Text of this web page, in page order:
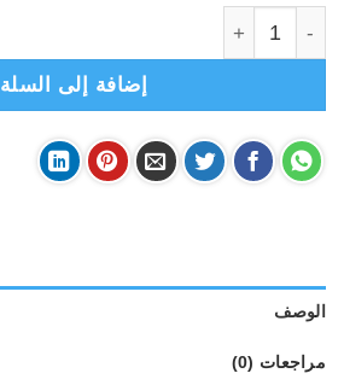
إضافة إلى السلة
الوصف
مراجعات (0)